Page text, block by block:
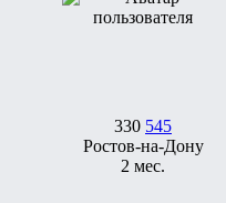
330 545
Ростов-на-Дону
2 мес.